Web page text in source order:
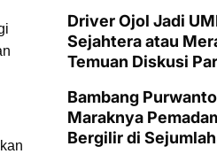
Driver Ojol Jadi
Sejahtera atau
Temuan Diskusi
Bambang
Maraknya
Bergilir di